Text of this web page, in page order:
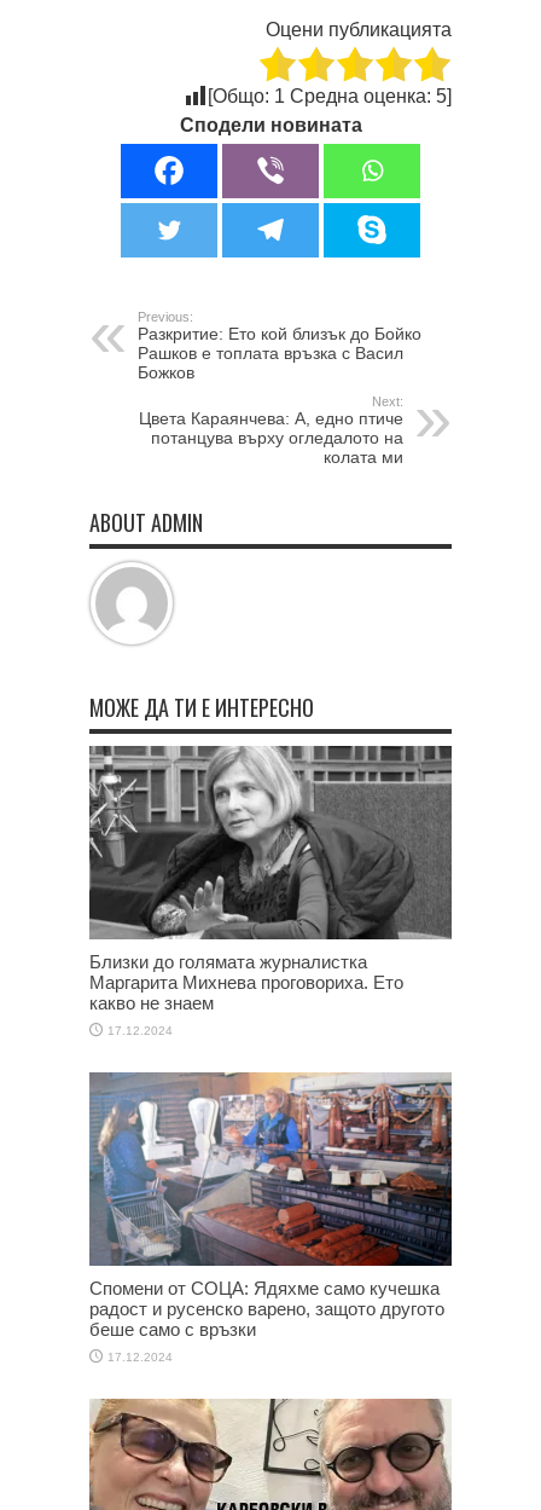
Оцени публикацията
[Общо: 1 Средна оценка: 5]
Сподели новината
Previous:
Разкритие: Ето кой близък до Бойко
Рашков е топлата връзка с Васил
Божков
Next:
Цвета Караянчева: А, едно птиче
потанцува върху огледалото на
колата ми
ABOUT ADMIN
МОЖЕ ДА ТИ Е ИНТЕРЕСНО
Близки до голямата журналистка
Маргарита Михнева проговориха. Ето
какво не знаем
17.12.2024
Спомени от СОЦА: Ядяхме само кучешка
радост и русенско варено, защото другото
беше само с връзки
17.12.2024